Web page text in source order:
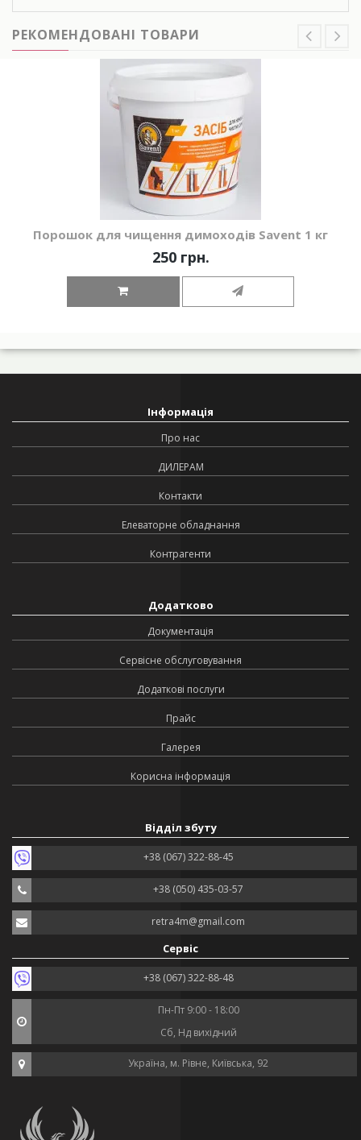
РЕКОМЕНДОВАНІ ТОВАРИ
Порошок для чищення димоходів Savent 1 кг
250 грн.
Інформація
Про нас
ДИЛЕРАМ
Контакти
Елеваторне обладнання
Контрагенти
Додатково
Документація
Сервісне обслуговування
Додаткові послуги
Прайс
Галерея
Корисна інформація
Відділ збуту
+38 (067) 322-88-45
+38 (050) 435-03-57
retra4m@gmail.com
Сервіс
+38 (067) 322-88-48
Пн-Пт 9:00 - 18:00
Сб, Нд вихідний
Україна, м. Рівне, Київська, 92